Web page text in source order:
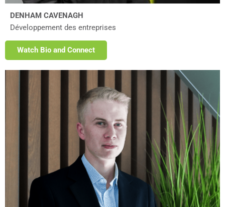
DENHAM CAVENAGH
Développement des entreprises
Watch Bio and Connect